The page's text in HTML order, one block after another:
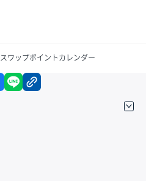
スワップポイントカレンダー
X facebook